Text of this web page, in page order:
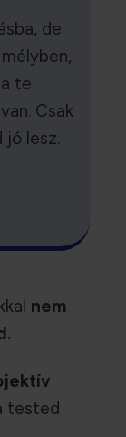
de
te
Csak
jó lesz.
nem
tested